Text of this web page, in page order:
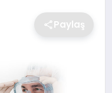
Paylaş